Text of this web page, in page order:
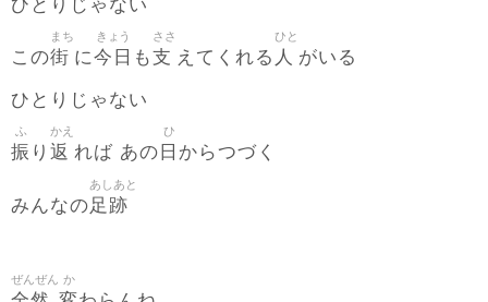
ひとりじゃない
この街
まち
に今日
きょう
も支
ささ
えてくれる 人
ひと
がいる
ひとりじゃない
振
ふ
り 返
かえ
れば あの 日
ひ
からつづく
みんなの足跡
あしあと
ぜんぜん か